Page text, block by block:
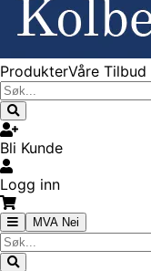
ProdukterVåre Tilbud
Bli Kunde
Logg inn
MVA Nei